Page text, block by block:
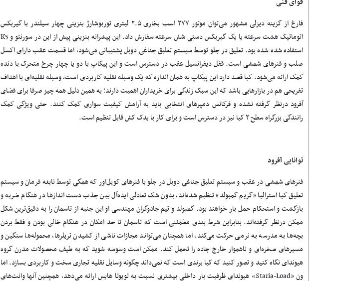
فارغ از گزینه دیزلی مشهور می‌توان موتور ۲۷۷ اسب بخاری ۲.۵ لیتری توربوشارژ بنزینی چهار سیلندر با گیربکس
اتوماتیک هشت سرعته یا یک گیربکس دستی شش سرعته سفارش داد. این پیشرانه بنزینی پیش از این در سورنتو وK5
استفاده شده شده بود. تعلیق در جلو توسط سیستم تعلیق جناغی دوبل پشتیبانی می‌شود، اما قسمت عقب دارای اکسل
صلب و فنرهای شمشی است. قفل دیفرانسیل عقب در دسترس است و این پیکاپ با دو یا چهار چرخ متحرک با دنده
کمک ارائه می‌شود. کیا قصد دارد این پیکاپ به همان اندازه که یک وسیله نقلیه کاربردی است، وسیله نقلیه‌ای با اهداف
تفریحی هم در بازارهایی باشد که این سبک زندگی برای خریداران اهمیت دارند؛ به همین دلیل همه چیز صرفا برای فضای
آفرود درنظر گرفته نشده و فرکانس دمپرهای انتخابی باید به آرامش کیفیت سواری کمک کنند. حتی ویژگی کمک
رانندگی بزرگراه سطح ۲ کیا نیز در دسترس است و برای کار با یدک‌ کش قابل تنظیم است.
توانایی آفرود
فنرهای شمشی در عقب و سیستم تعلیق جناغی دوبل در جلو با فنرهای کویل‌اور که همگی توسط نابغه فرمان و سیستم
تعلیق کیا استرالیا «گریم گمبولد» تنظیم شده‌اند، بدون شک تعادلی ایده‌آل بین جذب دست اندازها در هنگام ضربه و
بازگشت و استحکام حمل بار خواهند بود. گمبولد و تیم جادوگران مهندسی او این جنبه از تاسمان را به دقیق‌ترین شکل
ممکن درنظر گرفته‌اند. بنابراین شرط بندی مطمئنی است که تاسمان تا حد امکان در هنگام خالی بودن و فقط بردن
بچه‌ها به مدرسه به نرمی حرکت می‌کند، اما همچنان می‌تواند مجازات ناشی از کشیدن تریلرها، محموله‌ها سنگین و
مسیرهای صخره‌ای و ناهموار خارج جاده را تحمل کند. ممکن است وسوسه شوید که به طیف محصولات مدرن گروه
هیوندای نگاه کنید و تصور کنید که کیا برندی است که نمی‌داند چگونه وسایل نقلیه تجاری سخت و کاربردی بسازد. اما
ون «Staria-Load» هیوندای ظرفیت بار داخلی بیشتری نسبت به تویوتا هایس ارائه می‌دهد، همچنین آنها وانت‌های